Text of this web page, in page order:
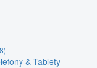
& Tablety